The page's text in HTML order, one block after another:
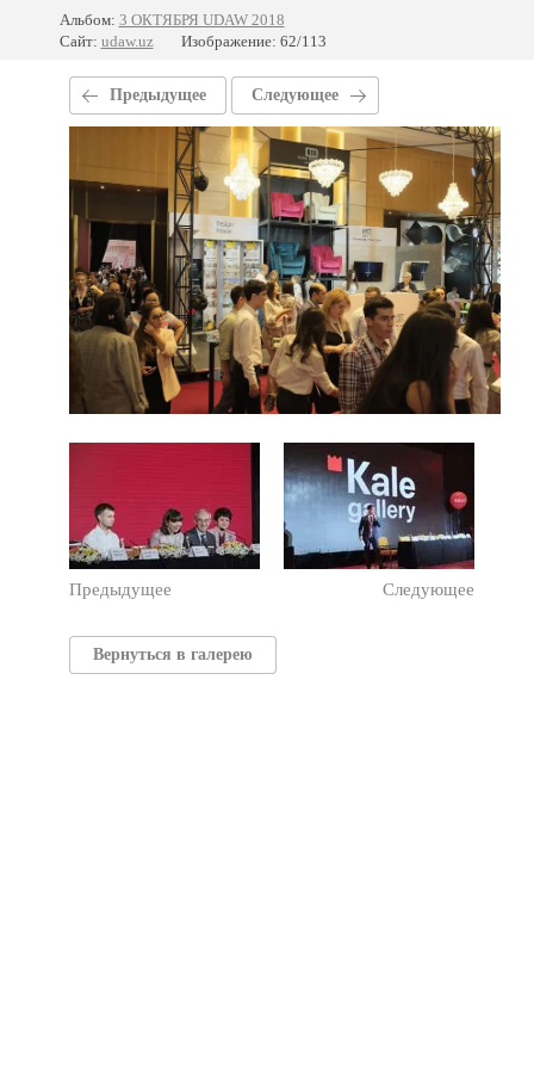
Альбом: 3 ОКТЯБРЯ UDAW 2018
Сайт: udaw.uz Изображение: 62/113
Предыдущее Следующее
Предыдущее Следующее
Вернуться в галерею